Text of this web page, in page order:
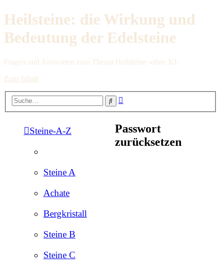
Heilsteine: die Wirkung und
Bedeutung der Edelsteine
Fragen und Antworten zum Thema Heilsteine -ohne KI-
Zum Inhalt
Suche
Steine-A-Z
Steine A
Achate
Bergkristall
Steine B
Steine C
Passwort
zurücksetzen